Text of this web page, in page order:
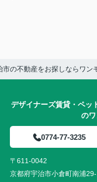
市の不動産をお探しならワン
デザイナーズ賃貸・ペッ
の
0774-77-3235
〒611-0042
京都府宇治市小倉町南浦29-